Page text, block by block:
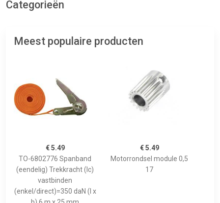
Categorieën
Meest populaire producten
€ 5.49
TO-6802776 Spanband
(eendelig) Trekkracht (lc)
vastbinden
(enkel/direct)=350 daN (l x
€ 5.49
Motorrondsel module 0,5
17